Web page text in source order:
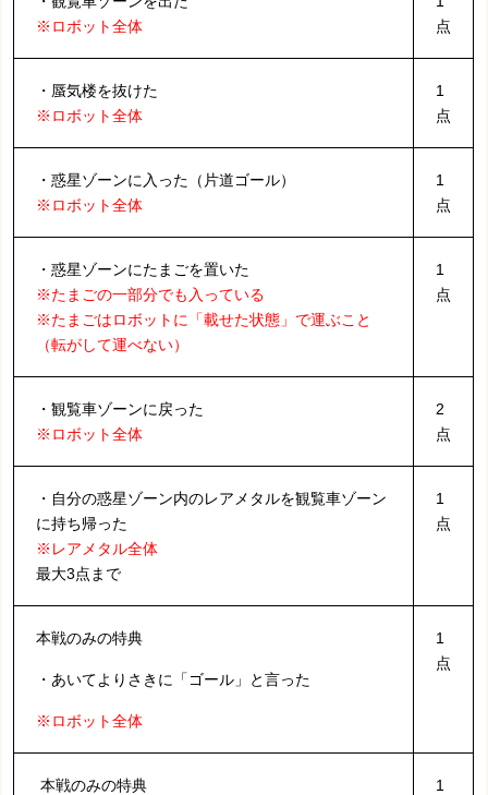
※ロボット全体
点
・蜃気楼を抜けた
※ロボット全体
1
点
・惑星ゾーンに入った（片道ゴール）
※ロボット全体
1
点
・惑星ゾーンにたまごを置いた
※たまごの一部分でも入っている
※たまごはロボットに「載せた状態」で運ぶこと
（転がして運べない）
1
点
・観覧車ゾーンに戻った
※ロボット全体
2
点
・自分の惑星ゾーン内のレアメタルを観覧車ゾーン
に持ち帰った
※レアメタル全体
最大3点まで
1
点
本戦のみの特典
・あいてよりさきに「ゴール」と言った
※ロボット全体
1
点
本戦のみの特典
1